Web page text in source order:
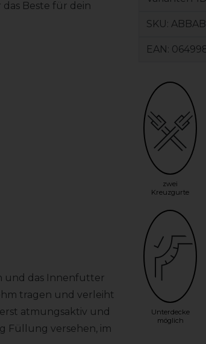
Beste für dein
und das Innenfutter
tragen und verleiht
atmungsaktiv und
Füllung versehen, im
SKU:
EAN:
zwei
Kreuzgurte
Unterdecke
möglich